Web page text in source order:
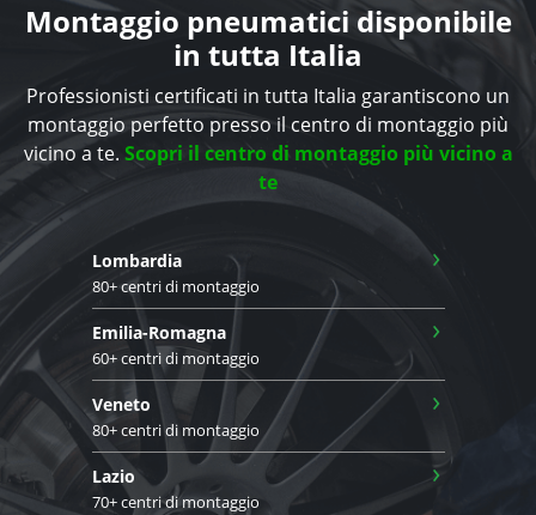
Montaggio pneumatici disponibile
in tutta Italia
Professionisti certificati in tutta Italia garantiscono un
montaggio perfetto presso il centro di montaggio più
vicino a te. Scopri il centro di montaggio più vicino a
te
Lombardia
80+ centri di montaggio
›
Emilia-Romagna
60+ centri di montaggio
›
Veneto
80+ centri di montaggio
›
Lazio
70+ centri di montaggio
›